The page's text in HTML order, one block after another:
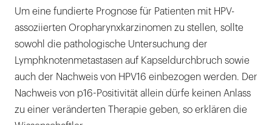
Um eine fundierte Prognose für Patienten mit HPV-
assoziierten Oropharynxkarzinomen zu stellen, sollte
sowohl die pathologische Untersuchung der
Lymphknotenmetastasen auf Kapseldurchbruch sowie
auch der Nachweis von HPV16 einbezogen werden. Der
Nachweis von p16-Positivität allein dürfe keinen Anlass
zu einer veränderten Therapie geben, so erklären die